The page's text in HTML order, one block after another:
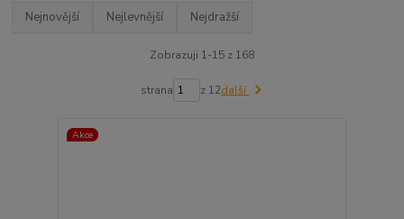
Nejnovější Nejlevnější Nejdražší
Zobrazuji 1-15 z 168
strana z 12další
Akce